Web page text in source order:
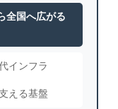
全国へ広がる
インフラ
える基盤